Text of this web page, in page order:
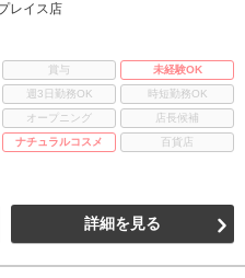
レイス店
賞与
未経験OK
週3日勤務OK
時短勤務OK
オープニング
店長候補
ナチュラルコスメ 百貨店
詳細を見る